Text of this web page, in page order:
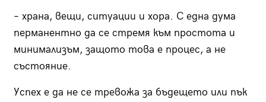
– храна, вещи, ситуации и хора. С една дума
перманентно да се стремя към простота и
минимализъм, защото това е процес, а не
състояние.
Успех е да не се тревожа за бъдещето или пък